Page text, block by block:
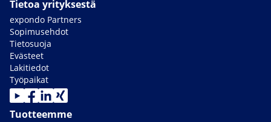
Tietoa yrityksestä
expondo Partners
Sopimusehdot
Tietosuoja
Evästeet
Lakitiedot
Työpaikat
Tuotteemme